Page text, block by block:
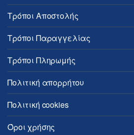
Τρόποι Αποστολής
Τρόποι Παραγγελίας
Τρόποι Πληρωμής
Πολιτική απορρήτου
Πολιτική cookies
Όροι χρήσης